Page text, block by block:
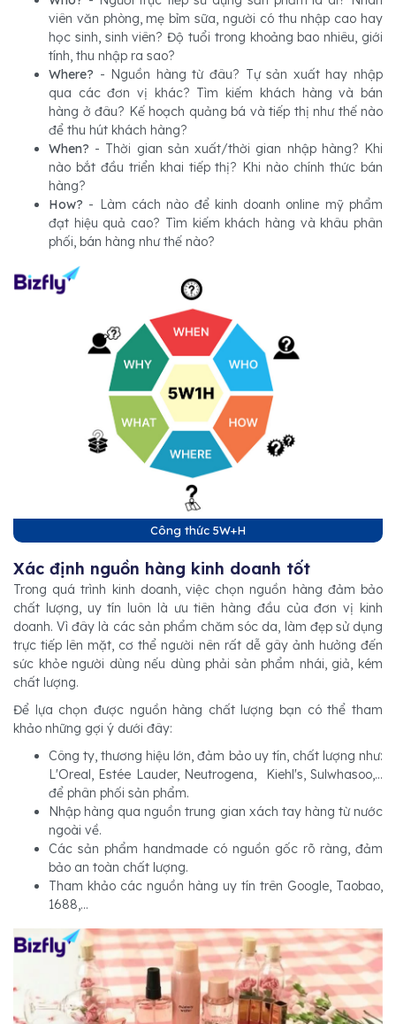
viên văn phòng, mẹ bỉm sữa, người có thu nhập cao hay
học sinh, sinh viên? Độ tuổi trong khoảng bao nhiêu, giới
tính, thu nhập ra sao?
Where? - Nguồn hàng từ đâu? Tự sản xuất hay nhập
qua các đơn vị khác? Tìm kiếm khách hàng và bán
hàng ở đâu? Kế hoạch quảng bá và tiếp thị như thế nào
để thu hút khách hàng?
When? - Thời gian sản xuất/thời gian nhập hàng? Khi
nào bắt đầu triển khai tiếp thị? Khi nào chính thức bán
hàng?
How? - Làm cách nào để kinh doanh online mỹ phẩm
đạt hiệu quả cao? Tìm kiếm khách hàng và khâu phân
phối, bán hàng như thế nào?
Công thức 5W+H
Xác định nguồn hàng kinh doanh tốt
Trong quá trình kinh doanh, việc chọn nguồn hàng đảm bảo
chất lượng, uy tín luôn là ưu tiên hàng đầu của đơn vị kinh
doanh. Vì đây là các sản phẩm chăm sóc da, làm đẹp sử dụng
trực tiếp lên mặt, cơ thể người nên rất dễ gây ảnh hưởng đến
sức khỏe người dùng nếu dùng phải sản phẩm nhái, giả, kém
chất lượng.
Để lựa chọn được nguồn hàng chất lượng bạn có thể tham
khảo những gợi ý dưới đây:
Công ty, thương hiệu lớn, đảm bảo uy tín, chất lượng như:
L'Oreal, Estée Lauder, Neutrogena, Kiehl's, Sulwhasoo,...
để phân phối sản phẩm.
Nhập hàng qua nguồn trung gian xách tay hàng từ nước
ngoài về.
Các sản phẩm handmade có nguồn gốc rõ ràng, đảm
bảo an toàn chất lượng.
Tham khảo các nguồn hàng uy tín trên Google, Taobao,
1688,...